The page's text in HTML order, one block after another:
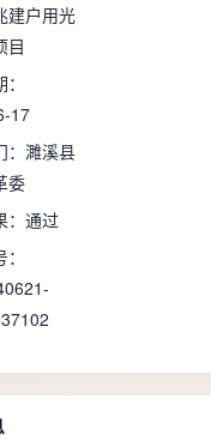
建户用光
目
17
濉溪县
委
通过